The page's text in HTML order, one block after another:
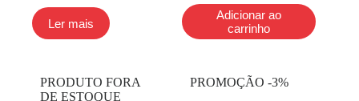
Ler mais
Adicionar ao
carrinho
PRODUTO FORA
DE ESTOQUE
PROMOÇÃO -3%